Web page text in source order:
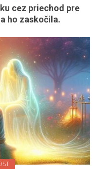
cez priechod pre
ho zaskočila.